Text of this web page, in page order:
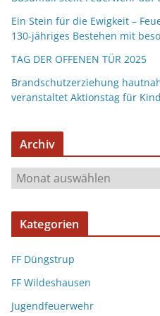
Ein Stein für die Ewigkeit –
130-jähriges Bestehen mit
TAG DER OFFENEN TÜR 2025
Brandschutzerziehung
veranstaltet Aktionstag für
Archiv
Kategorien
FF Düngstrup
FF Wildeshausen
Jugendfeuerwehr